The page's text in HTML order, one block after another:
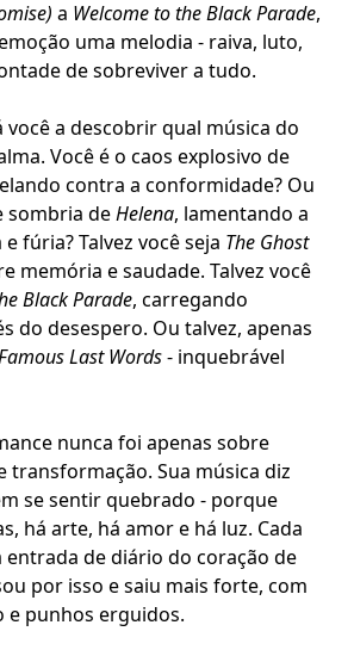
a Welcome to the Black Parade,
uma melodia - raiva, luto,
de sobreviver a tudo.
você a descobrir qual música do
Você é o caos explosivo de
contra a conformidade? Ou
sombria deHelena, lamentando a
fúria? Talvez você seja The Ghost
memória e saudade. Talvez você
Black Parade, carregando
do desespero. Ou talvez, apenas
Last Words- inquebrável
nunca foi apenas sobre
transformação. Sua música diz
se sentir quebrado - porque
há arte, há amor e há luz. Cada
entrada de diário do coração de
por isso e saiu mais forte, com
e punhos erguidos.